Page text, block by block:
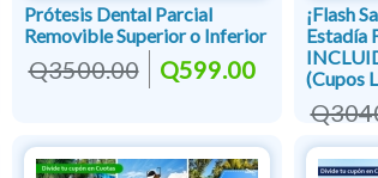
Prótesis Dental Parcial
Removible Superior o Inferior
Q3500.00 Q599.00
¡Flash
Estadía
(Cupos